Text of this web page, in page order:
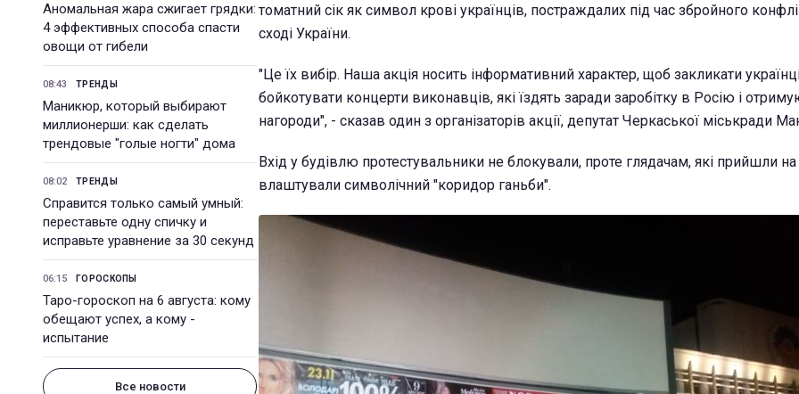
Аномальная жара сжигает грядки:
4 эффективных способа спасти
овощи от гибели
08:43 ТРЕНДЫ
Маникюр, который выбирают
миллионерши: как сделать
трендовые "голые ногти" дома
08:02 ТРЕНДЫ
Справится только самый умный:
переставьте одну спичку и
исправьте уравнение за 30 секунд
06:15 ГОРОСКОПЫ
Таро-гороскоп на 6 августа: кому
обещают успех, а кому -
испытание
Все новости
томатний сік як символ крові українців, постраждалих під час збройного
сході України.
"Це їх вибір. Наша акція носить інформативний характер, щоб закликати
бойкотувати концерти виконавців, які їздять заради заробітку в Росію і
нагороди", - сказав один з організаторів акції, депутат Черкаської міськради
Вхід у будівлю протестувальники не блокували, проте глядачам, які прийшли
влаштували символічний "коридор ганьби".